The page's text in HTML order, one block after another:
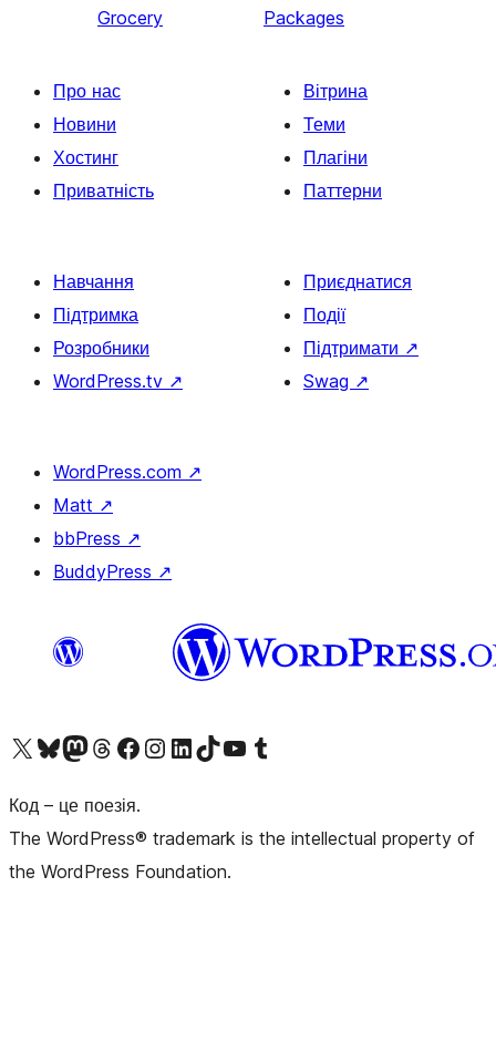
Grocery
Packages
Про нас
Новини
Хостинг
Приватність
Вітрина
Теми
Плагіни
Паттерни
Навчання
Підтримка
Розробники
WordPress.tv ↗
Приєднатися
Події
Підтримати ↗
Swag ↗
WordPress.com ↗
Matt ↗
bbPress ↗
BuddyPress ↗
Visit our X (formerly Twitter) account
Visit our Bluesky account
Завітайте до нашої стрічки в Mastodon
Visit our Threads account
Завітайте на нашу сторінку в Facebook
Visit our Instagram account
Visit our LinkedIn account
Visit our TikTok account
Visit our YouTube channel
Visit our Tumblr account
Код – це поезія.
The WordPress® trademark is the intellectual property of
the WordPress Foundation.